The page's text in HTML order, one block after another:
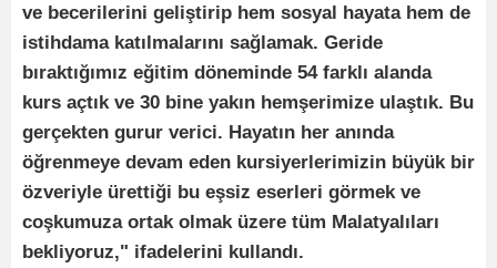
ve becerilerini geliştirip hem sosyal hayata hem de
istihdama katılmalarını sağlamak. Geride
bıraktığımız eğitim döneminde 54 farklı alanda
kurs açtık ve 30 bine yakın hemşerimize ulaştık. Bu
gerçekten gurur verici. Hayatın her anında
öğrenmeye devam eden kursiyerlerimizin büyük bir
özveriyle ürettiği bu eşsiz eserleri görmek ve
coşkumuza ortak olmak üzere tüm Malatyalıları
bekliyoruz," ifadelerini kullandı.